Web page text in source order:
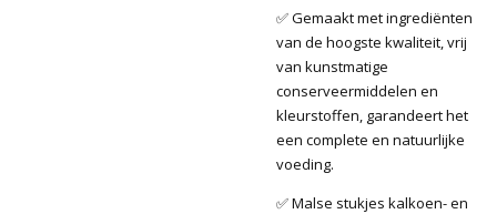
✅ Gemaakt met ingrediënten
van de hoogste kwaliteit, vrij
van kunstmatige
conserveermiddelen en
kleurstoffen, garandeert het
een complete en natuurlijke
voeding.
✅ Malse stukjes kalkoen- en